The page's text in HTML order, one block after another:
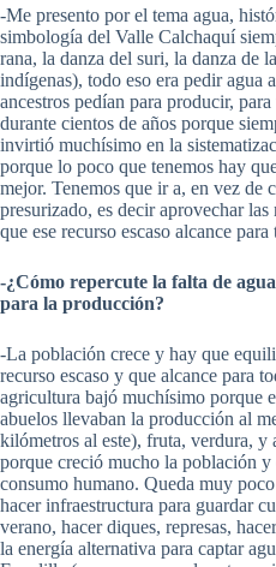
-Me presento por el tema agua,
simbología del Valle Calchaquí
rana, la danza del suri, la danza de
indígenas), todo eso era pedir agua
ancestros pedían para producir,
durante cientos de años porque
invirtió muchísimo en la
porque lo poco que tenemos hay
mejor. Tenemos que ir a, en vez de
presurizado, es decir aprovechar las
que ese recurso escaso alcance para
-¿Cómo repercute la falta de
para la producción?
-La población crece y hay que
recurso escaso y que alcance para
agricultura bajó muchísimo porque
abuelos llevaban la producción al
kilómetros al este), fruta, verdura, y
porque creció mucho la población y
consumo humano. Queda muy
hacer infraestructura para guardar
verano, hacer diques, represas,
la energía alternativa para captar